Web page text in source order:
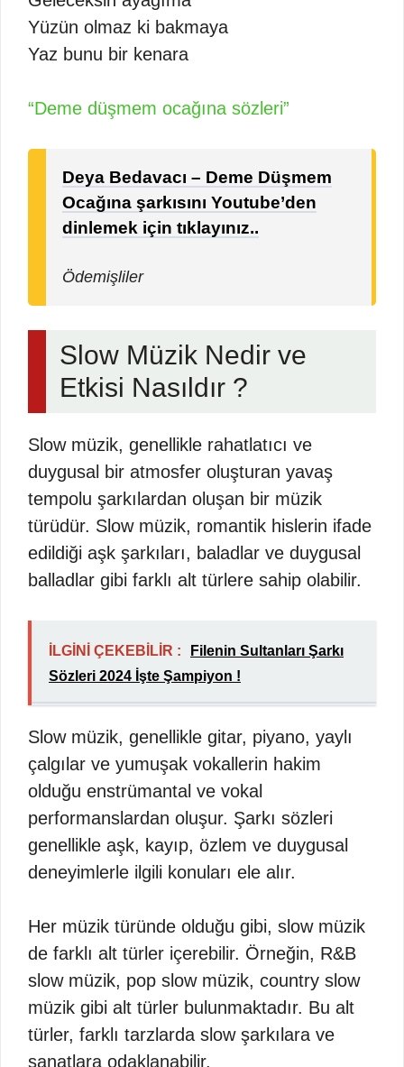
Yüzün olmaz ki bakmaya
Yaz bunu bir kenara
“Deme düşmem ocağına sözleri”
Deya Bedavacı – Deme Düşmem
Ocağına şarkısını Youtube’den
dinlemek için tıklayınız..
Ödemişliler
Slow Müzik Nedir ve
Etkisi Nasıldır ?
Slow müzik, genellikle rahatlatıcı ve
duygusal bir atmosfer oluşturan yavaş
tempolu şarkılardan oluşan bir müzik
türüdür. Slow müzik, romantik hislerin ifade
edildiği aşk şarkıları, baladlar ve duygusal
balladlar gibi farklı alt türlere sahip olabilir.
İLGİNİ ÇEKEBİLİR :
Filenin Sultanları Şarkı
Sözleri 2024 İşte Şampiyon !
Slow müzik, genellikle gitar, piyano, yaylı
çalgılar ve yumuşak vokallerin hakim
olduğu enstrümantal ve vokal
performanslardan oluşur. Şarkı sözleri
genellikle aşk, kayıp, özlem ve duygusal
deneyimlerle ilgili konuları ele alır.
Her müzik türünde olduğu gibi, slow müzik
de farklı alt türler içerebilir. Örneğin, R&B
slow müzik, pop slow müzik, country slow
müzik gibi alt türler bulunmaktadır. Bu alt
türler, farklı tarzlarda slow şarkılara ve
sanatlara odaklanabilir.